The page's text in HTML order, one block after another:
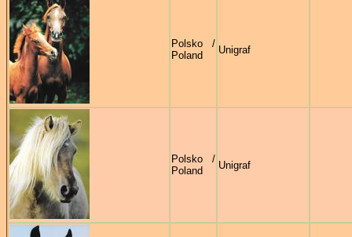
Polsko /
Poland
Unigraf
Polsko /
Poland
Unigraf